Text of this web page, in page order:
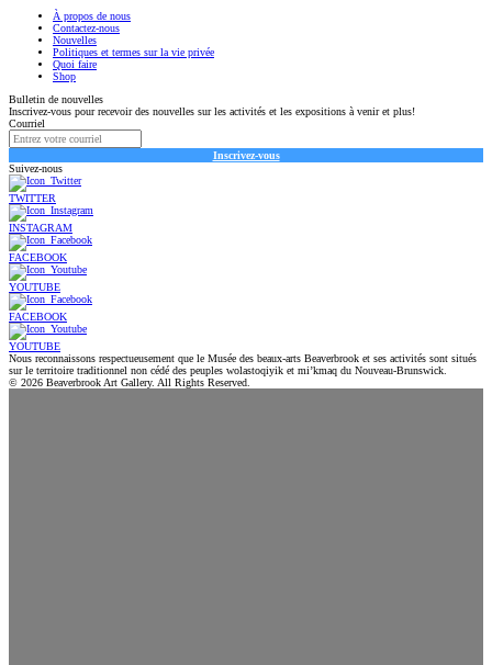
À propos de nous
Contactez-nous
Nouvelles
Politiques et termes sur la vie privée
Quoi faire
Shop
Bulletin de nouvelles
Inscrivez-vous pour recevoir des nouvelles sur les activités et les expositions à venir et plus!
Courriel
Inscrivez-vous
Suivez-nous
TWITTER
INSTAGRAM
FACEBOOK
YOUTUBE
FACEBOOK
YOUTUBE
Nous reconnaissons respectueusement que le Musée des beaux-arts Beaverbrook et ses activités sont situés
sur le territoire traditionnel non cédé des peuples wolastoqiyik et mi’kmaq du Nouveau-Brunswick.
© 2026 Beaverbrook Art Gallery. All Rights Reserved.